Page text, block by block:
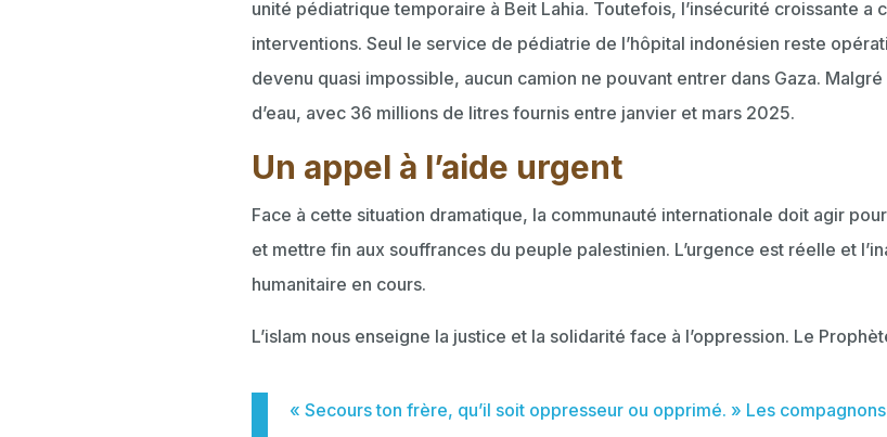
unité pédiatrique temporaire à Beit Lahia. Toutefois, l’insécurité croissante a
interventions. Seul le service de pédiatrie de l’hôpital indonésien reste
devenu quasi impossible, aucun camion ne pouvant entrer dans Gaza.
d’eau, avec 36 millions de litres fournis entre janvier et mars 2025.
Un appel à l’aide urgent
Face à cette situation dramatique, la communauté internationale doit agir
et mettre fin aux souffrances du peuple palestinien. L’urgence est réelle et
humanitaire en cours.
L’islam nous enseigne la justice et la solidarité face à l’oppression. Le
« Secours ton frère, qu’il soit oppresseur ou opprimé. » Les